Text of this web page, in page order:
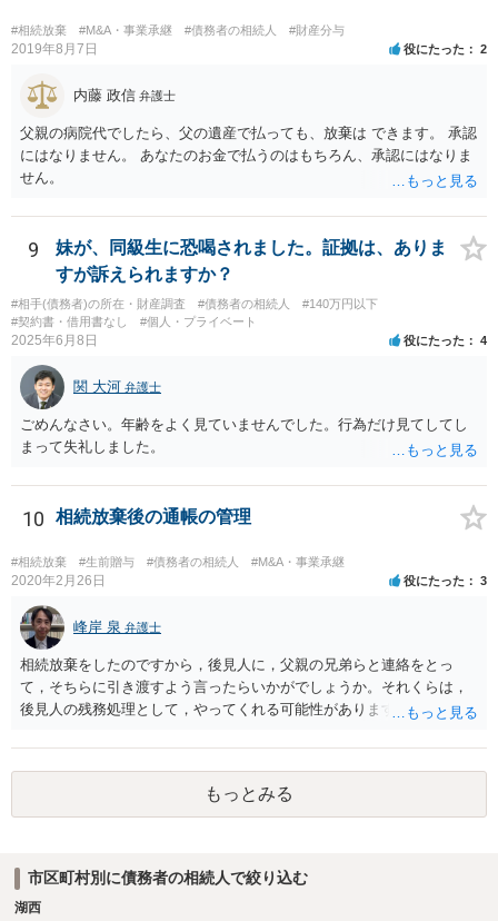
#相続放棄 #M&A・事業承継 #債務者の相続人 #財産分与
2019年8月7日 役にたった 2
内藤 政信 弁護士
父親の病院代でしたら、父の遺産で払っても、放棄は できます。 承認
にはなりません。 あなたのお金で払うのはもちろん、承認にはなりま
せん。
9
妹が、同級生に恐喝されました。証拠は、ありま
すが訴えられますか？
#相手(債務者)の所在・財産調査 #債務者の相続人
#140万円以下
#契約書・借用書なし
#個人・プライベート
2025年6月8日 役にたった 4
関 大河 弁護士
ごめんなさい。年齢をよく見ていませんでした。行為だけ見てしてし
まって失礼しました。
10 相続放棄後の通帳の管理
#相続放棄 #生前贈与 #債務者の相続人 #M&A・事業承継
2020年2月26日 役にたった 3
峰岸 泉 弁護士
相続放棄をしたのですから，後見人に，父親の兄弟らと連絡をとっ
て，そちらに引き渡すよう言ったらいかがでしょうか。それくらは，
後見人の残務処理として，やってくれる可能性があります。 ただ，通
もっとみる
市区町村別に債務者の相続人で絞り込む
湖西